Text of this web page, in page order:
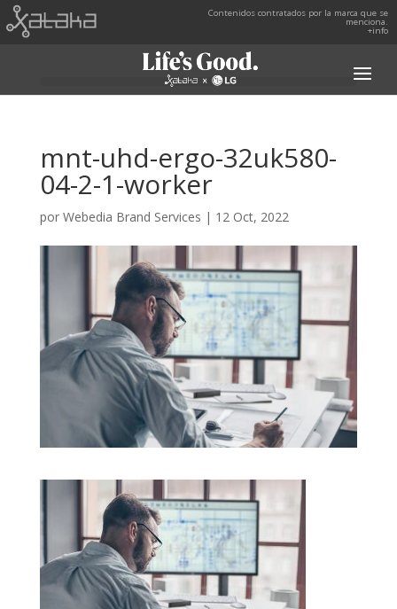
Contenidos contratados por la marca que se
menciona.
+info
mnt-uhd-ergo-32uk580-
04-2-1-worker
por Webedia Brand Services | 12 Oct, 2022